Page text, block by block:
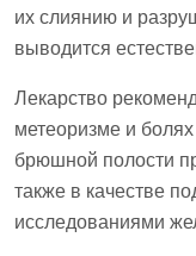
их слиянию и
выводится
Лекарство
метеоризме и
брюшной полости
также в качестве
исследованиями